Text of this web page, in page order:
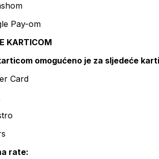
Pay-om
KARTICOM
omogućeno je za sljedeće
Card
rate: